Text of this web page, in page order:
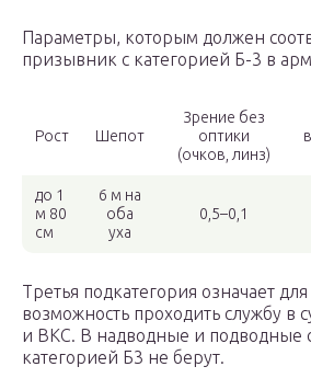
Параметры, которым должен
призывник с категорией Б-3 в
Рост Шепот
Зрение без
оптики
(очков, линз)
до 1
м 80
см
6 м на
оба
уха
0,5–0,1
Третья подкатегория означает
возможность проходить службу в
и ВКС. В надводные и
категорией Б3 не берут.